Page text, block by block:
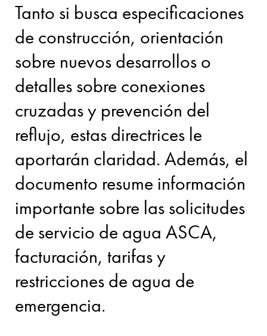
Tanto si busca especificaciones
de construcción, orientación
sobre nuevos desarrollos o
detalles sobre conexiones
cruzadas y prevención del
reflujo, estas directrices le
aportarán claridad. Además, el
documento resume información
importante sobre las solicitudes
de servicio de agua ASCA,
facturación, tarifas y
restricciones de agua de
emergencia.